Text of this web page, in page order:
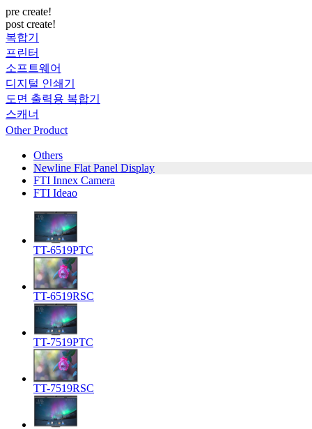
pre create!
post create!
복합기
프린터
소프트웨어
디지털 인쇄기
도면 출력용 복합기
스캐너
Other Product
Others
Newline Flat Panel Display
FTI Innex Camera
FTI Ideao
TT-6519PTC
TT-6519RSC
TT-7519PTC
TT-7519RSC